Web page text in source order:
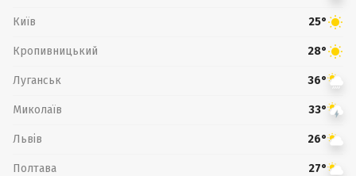
Київ 25°
Кропивницький 28°
Луганськ 36°
Миколаїв 33°
Львів 26°
Полтава 27°